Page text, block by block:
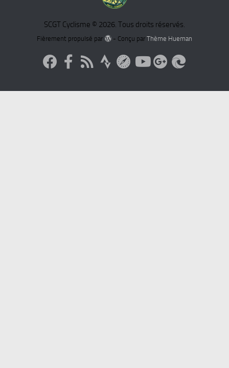
SCGT Cyclisme © 2026. Tous droits réservés.
Fièrement propulsé par - Conçu par Thème Hueman